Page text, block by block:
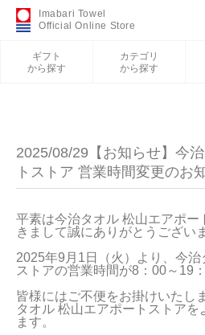
Imabari Towel
Official Online Store
ギフト
から探す
カテゴリ
から探す
カテゴリから探す
刺繍について
2025/08/29【お知らせ】今
トストア 営業時間変更のお
平素は今治タオル 松山エアポー
きまして誠にありがとうござい
2025年9月1日（火）より、今治
ストアの営業時間が8：00～19
皆様にはご不便をお掛けいたし
タオル 松山エアポートストア
ます。